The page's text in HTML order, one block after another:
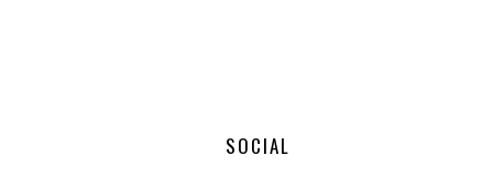
SOCIAL